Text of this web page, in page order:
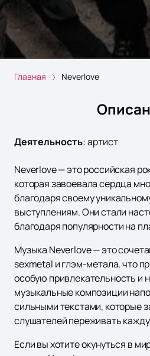
Главная Neverlove
Деятельность:артист
Neverlove — это российская
которая завоевала сердца
благодаря своему
выступлениям. Они стали
благодаря популярности на
Музыка Neverlove — это
sexmetal и глэм-метала, что
особую привлекательность и
музыкальные композиции
сильными текстами, которые
слушателей переживать
Если вы хотите окунуться в